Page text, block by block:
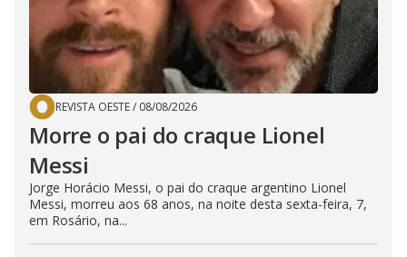
REVISTA OESTE/ 08/08/2026
Morre o pai do craque Lionel
Messi
Jorge Horácio Messi, o pai do craque argentino Lionel
Messi, morreu aos 68 anos, na noite desta sexta-feira, 7,
em Rosário, na...